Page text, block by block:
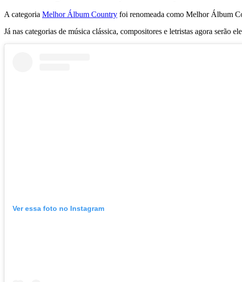
A categoria Melhor Álbum Country foi renomeada como Melhor Álbum
Já nas categorias de música clássica, compositores e letristas agora serão
Ver essa foto no Instagram